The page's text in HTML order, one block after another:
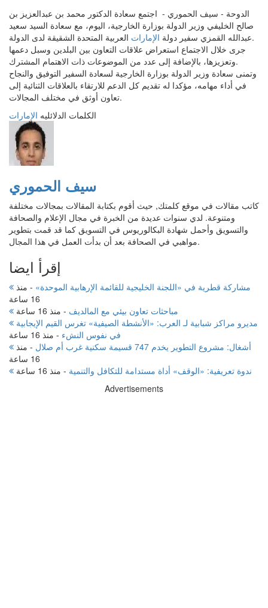
الدوحة - سيف الحموري - اجتمع سعادة الدكتور محمد بن عبدالعزيز بن
صالح الخليفي وزير الدولة بوزارة الخارجية، اليوم، مع سعادة السيد سعيد
عبدالله القمزي سفير دولة الإمارات
العربية المتحدة الشقيقة لدى الدولة.
جرى خلال الاجتماع استعراض علاقات التعاون بين البلدين وسبل دعمها
وتعزيزها، بالإضافة إلى عدد من الموضوعات ذات الاهتمام المشترك.
وتمنى سعادة وزير الدولة بوزارة الخارجية لسعادة السفير التوفيق والنجاح
في أداء مهامه، مؤكدا له تقديم كل الدعم للارتقاء بالعلاقات الثنائية إلى
تعاون أوثق في مختلف المجالات.
الكلمات الدلائليه الإمارات
سيف الحموري
كاتب مقالات في موقع كلمتك, حيث أقوم بكتابة المقالات بمجالات مختلفة
ومتنوعة. لدي سنوات عديدة من الخبرة في مجال الإعلام والصحافة
والتسويق وأحمل شهادة البكالوريوس في التسويق كما قد قمت بتطوير
مواهبي في الصحافة بعد أن بدأت العمل في هذا المجال.
إقرأ ايضا
مشاركة قطرية في «اللجنة الخليجية للقائمة الإرهابية الموحدة» - منذ
16 ساعة
مباحثات تعاون بيئي مع المالديف - منذ 16 ساعة
في نفوس النشء - منذ 16 ساعة
أشغال: مشروع التطوير يخدم 747 قسيمة سكنية غرب أم صلال
- منذ
16 ساعة
ندوة تعريفية: «الوقف» أداة مستدامة للتكافل والتنمية - منذ 16 ساعة
Advertisements